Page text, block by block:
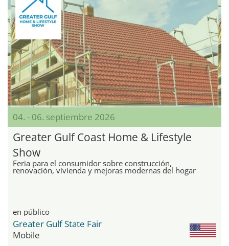
04. - 06. septiembre 2026
Greater Gulf Coast Home & Lifestyle
Show
Feria para el consumidor sobre construcción,
renovación, vivienda y mejoras modernas del hogar
en público
Greater Gulf State Fair
Mobile